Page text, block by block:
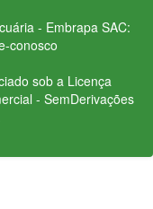
- Embrapa SAC:
conosco
sob a Licença
- SemDerivações